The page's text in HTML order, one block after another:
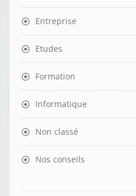
Entreprise
Etudes
Formation
Informatique
Non classé
Nos conseils